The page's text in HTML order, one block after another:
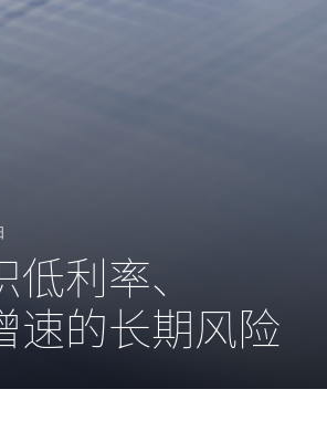
利率、
速的长期风险